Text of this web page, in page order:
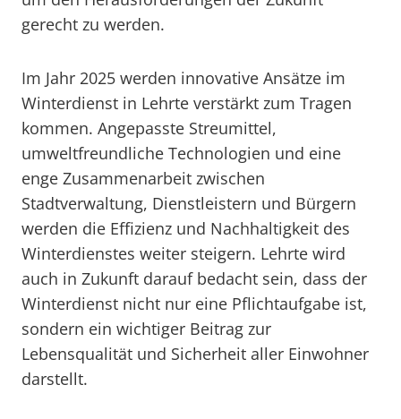
gerecht zu werden.
Im Jahr 2025 werden innovative Ansätze im
Winterdienst in Lehrte verstärkt zum Tragen
kommen. Angepasste Streumittel,
umweltfreundliche Technologien und eine
enge Zusammenarbeit zwischen
Stadtverwaltung, Dienstleistern und Bürgern
werden die Effizienz und Nachhaltigkeit des
Winterdienstes weiter steigern. Lehrte wird
auch in Zukunft darauf bedacht sein, dass der
Winterdienst nicht nur eine Pflichtaufgabe ist,
sondern ein wichtiger Beitrag zur
Lebensqualität und Sicherheit aller Einwohner
darstellt.